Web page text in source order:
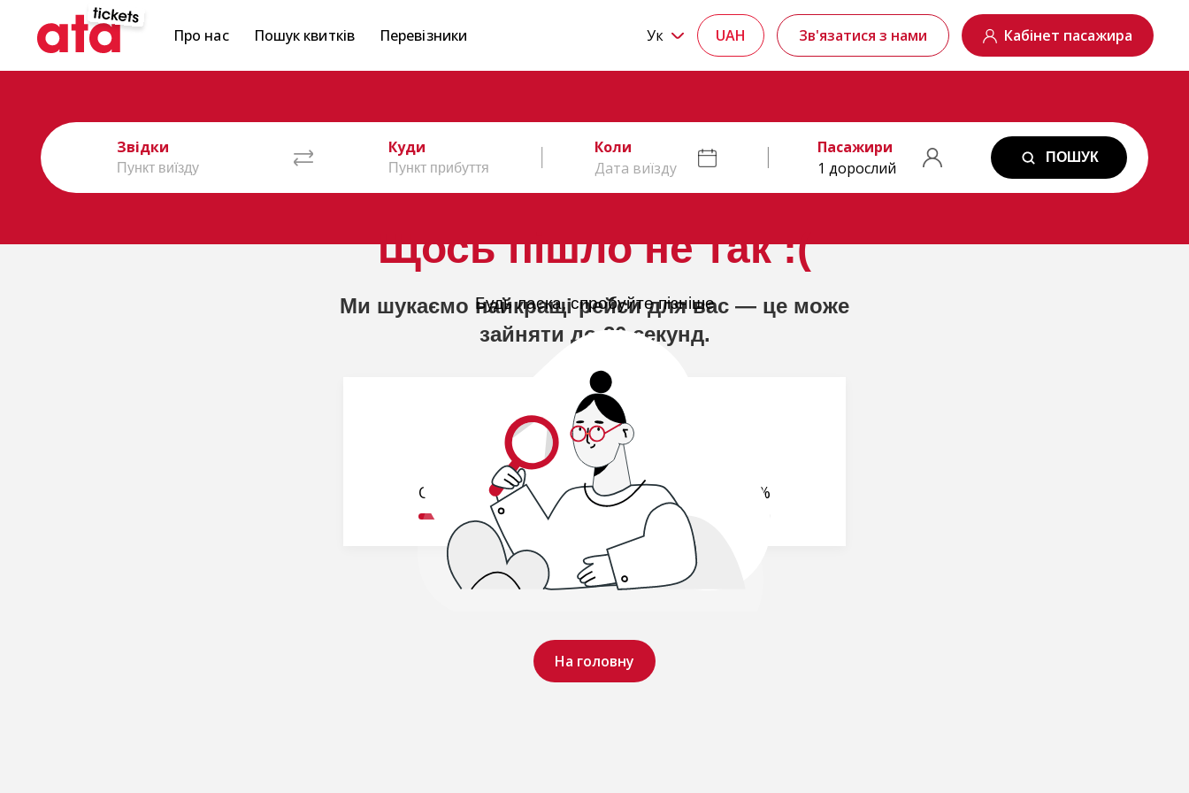
Щось пішло не так :(
Будь ласка, спробуйте пізніше
На головну
Про нас Пошук квитків Перевізники Ук UAH Зв'язатися з нами Кабінет пасажира
Звідки Куди
Коли
Дата виїзду
Пасажири
1 дорослий
ПОШУК
Ми шукаємо найкращі рейси для вас — це може
зайняти до 20 секунд.
Обробляємо ваш запит.. 19%